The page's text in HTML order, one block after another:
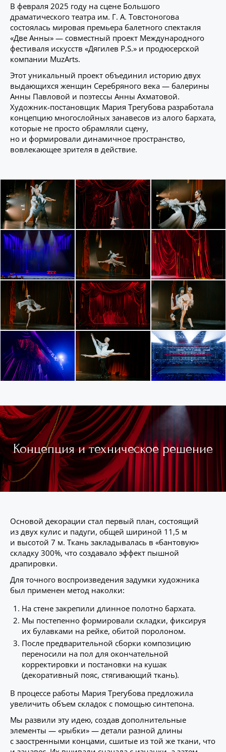
В февраля 2025 году на сцене Большого
драматического театра им. Г. А. Товстоногова
состоялась мировая премьера балетного спектакля
«Две Анны» — совместный проект Международного
фестиваля искусств «Дягилев P.S.» и продюсерской
компании MuzArts.
Этот уникальный проект объединил историю двух
выдающихся женщин Серебряного века — балерины
Анны Павловой и поэтессы Анны Ахматовой.
Художник-постановщик Мария Трегубова разработала
концепцию многослойных занавесов из алого бархата,
которые не просто обрамляли сцену,
но и формировали динамичное пространство,
вовлекающее зрителя в действие.
Концепция и техническое решение
Основой декорации стал первый план, состоящий
из двух кулис и падуги, общей шириной 11,5 м
и высотой 7 м. Ткань закладывалась в «бантовую»
складку 300%, что создавало эффект пышной
драпировки.
Для точного воспроизведения задумки художника
был применен метод наколки:
На стене закрепили длинное полотно бархата.
Мы постепенно формировали складки, фиксируя
их булавками на рейке, обитой поролоном.
После предварительной сборки композицию
переносили на пол для окончательной
корректировки и постановки на кушак
(декоративный пояс, стягивающий ткань).
В процессе работы Мария Трегубова предложила
увеличить объем складок с помощью синтепона.
Мы развили эту идею, создав дополнительные
элементы — «рыбки» — детали разной длины
с заостренными концами, сшитые из той же ткани, что